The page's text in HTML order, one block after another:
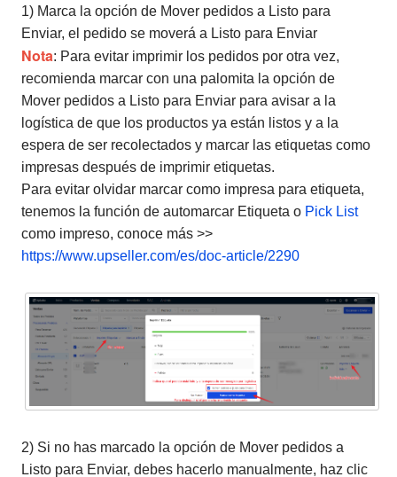
1) Marca la opción de Mover pedidos a Listo para
Enviar, el pedido se moverá a Listo para Enviar
Nota: Para evitar imprimir los pedidos por otra vez,
recomienda marcar con una palomita la opción de
Mover pedidos a Listo para Enviar para avisar a la
logística de que los productos ya están listos y a la
espera de ser recolectados y marcar las etiquetas como
impresas después de imprimir etiquetas.
Para evitar olvidar marcar como impresa para etiqueta,
tenemos la función de automarcar Etiqueta o Pick List
como impreso, conoce más >>
https://www.upseller.com/es/doc-article/2290
2) Si no has marcado la opción de Mover pedidos a
Listo para Enviar, debes hacerlo manualmente, haz clic